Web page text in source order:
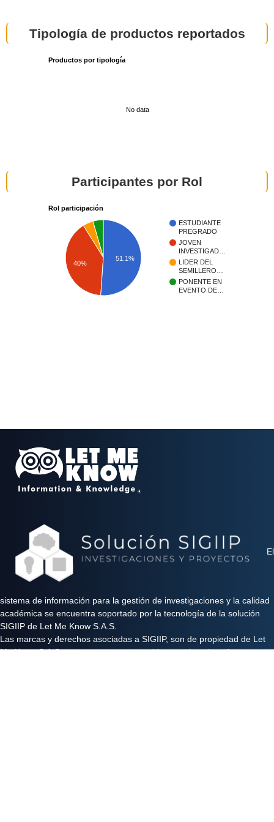
Tipología de productos reportados
Productos por tipología
No data
Participantes por Rol
Rol participación
ESTUDIANTE
PREGRADO
JOVEN
INVESTIGAD…
LIDER DEL
SEMILLERO…
PONENTE EN
EVENTO DE…
40%
51.1%
El
sistema de información para la gestión de investigaciones y la calidad
académica se encuentra soportado por la tecnología de la solución
SIGIIP de Let Me Know S.A.S.
Las marcas y derechos asociadas a SIGIIP, son de propiedad de Let
Me Know S.A.S y se encuentran protegidos por derechos de autor e